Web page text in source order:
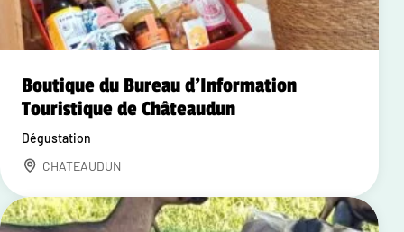
Boutique du Bureau d'Information
Touristique de Châteaudun
Dégustation
CHATEAUDUN